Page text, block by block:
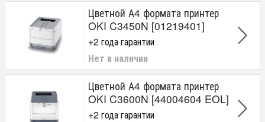
Цветной А4 формата принтер
OKI C3450N [01219401]
+2 года гарантии
Нет в наличии
Цветной А4 формата принтер
OKI C3600N [44004604 EOL]
+2 года гарантии